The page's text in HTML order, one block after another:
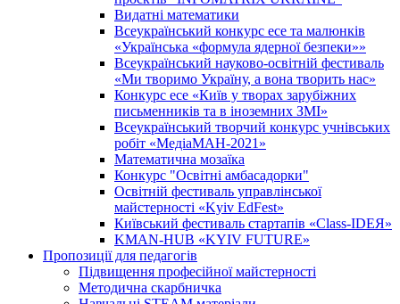
Видатні математики
Всеукраїнський конкурс есе та малюнків
«Українська «формула ядерної безпеки»»
Всеукраїнський науково-освітній фестиваль
«Ми творимо Україну, а вона творить нас»
Конкурс есе «Київ у творах зарубіжних
письменників та в іноземних ЗМІ»
Всеукраїнський творчий конкурс учнівських
робіт «МедіаМАН-2021»
Математична мозаїка
Конкурс "Освітні амбасадорки"
Освітній фестиваль управлінської
майстерності «Kyiv EdFest»
Київський фестиваль стартапів «Class-IDEЯ»
KMAN-HUB «KYIV FUTURE»
Пропозиції для педагогів
Підвищення професійної майстерності
Методична скарбничка